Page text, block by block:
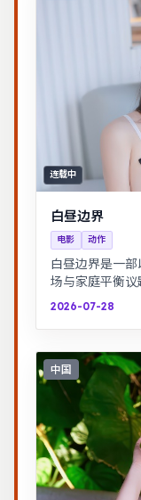
连载中
白昼边界
电影 动作
白昼边界是一
场与家庭平衡议
串联多段际遇，
2026-07-28
中国